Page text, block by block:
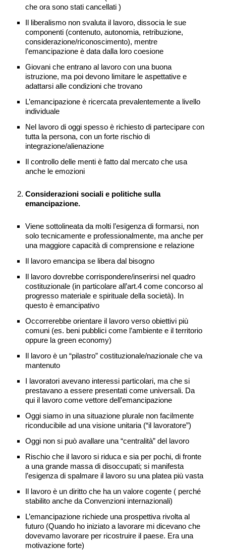
che ora sono stati cancellati )
Il liberalismo non svaluta il lavoro, dissocia le sue
componenti (contenuto, autonomia, retribuzione,
considerazione/riconoscimento), mentre
l’emancipazione è data dalla loro coesione
Giovani che entrano al lavoro con una buona
istruzione, ma poi devono limitare le aspettative e
adattarsi alle condizioni che trovano
L’emancipazione è ricercata prevalentemente a livello
individuale
Nel lavoro di oggi spesso è richiesto di partecipare con
tutta la persona, con un forte rischio di
integrazione/alienazione
Il controllo delle menti è fatto dal mercato che usa
anche le emozioni
Considerazioni sociali e politiche sulla
emancipazione.
Viene sottolineata da molti l’esigenza di formarsi, non
solo tecnicamente e professionalmente, ma anche per
una maggiore capacità di comprensione e relazione
Il lavoro emancipa se libera dal bisogno
Il lavoro dovrebbe corrispondere/inserirsi nel quadro
costituzionale (in particolare all’art.4 come concorso al
progresso materiale e spirituale della società). In
questo è emancipativo
Occorrerebbe orientare il lavoro verso obiettivi più
comuni (es. beni pubblici come l’ambiente e il territorio
oppure la green economy)
Il lavoro è un “pilastro” costituzionale/nazionale che va
mantenuto
I lavoratori avevano interessi particolari, ma che si
prestavano a essere presentati come universali. Da
qui il lavoro come vettore dell’emancipazione
Oggi siamo in una situazione plurale non facilmente
riconducibile ad una visione unitaria (“il lavoratore”)
Oggi non si può avallare una “centralità” del lavoro
Rischio che il lavoro si riduca e sia per pochi, di fronte
a una grande massa di disoccupati; si manifesta
l’esigenza di spalmare il lavoro su una platea più vasta
Il lavoro è un diritto che ha un valore cogente ( perché
stabilito anche da Convenzioni internazionali)
L’emancipazione richiede una prospettiva rivolta al
futuro (Quando ho iniziato a lavorare mi dicevano che
dovevamo lavorare per ricostruire il paese. Era una
motivazione forte)